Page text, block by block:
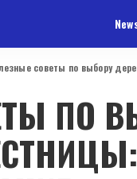
советы по выбору
ПО